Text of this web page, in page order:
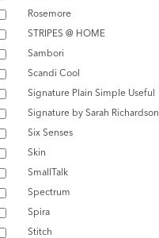
Rosemore
STRIPES @ HOME
Sambori
Scandi Cool
Signature Plain Simple Useful
Signature by Sarah Richardson
Six Senses
Skin
SmallTalk
Spectrum
Spira
Stitch